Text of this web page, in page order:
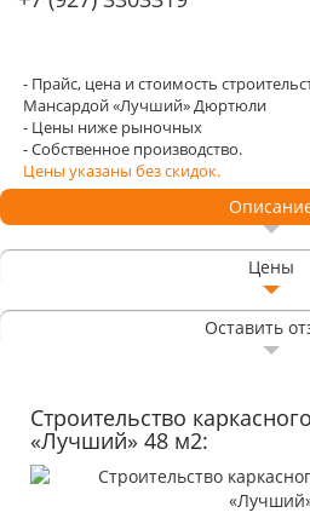
- Прайс, цена и стоимость
Мансардой «Лучший» Дюртюли
- Цены ниже рыночных
- Собственное производство.
Цены указаны без скидок.
Цены
Оставить
Строительство
«Лучший» 48 м2: